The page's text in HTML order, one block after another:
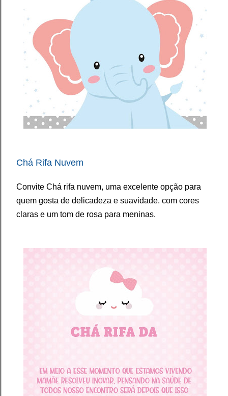
Chá Rifa Nuvem
Convite Chá rifa nuvem, uma excelente opção para
quem gosta de delicadeza e suavidade. com cores
claras e um tom de rosa para meninas.